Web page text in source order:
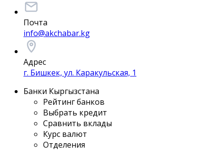
Почта
info@akchabar.kg
Адрес
г. Бишкек, ул. Каракульская, 1
Банки Кыргызстана
Рейтинг банков
Выбрать кредит
Сравнить вклады
Курс валют
Отделения